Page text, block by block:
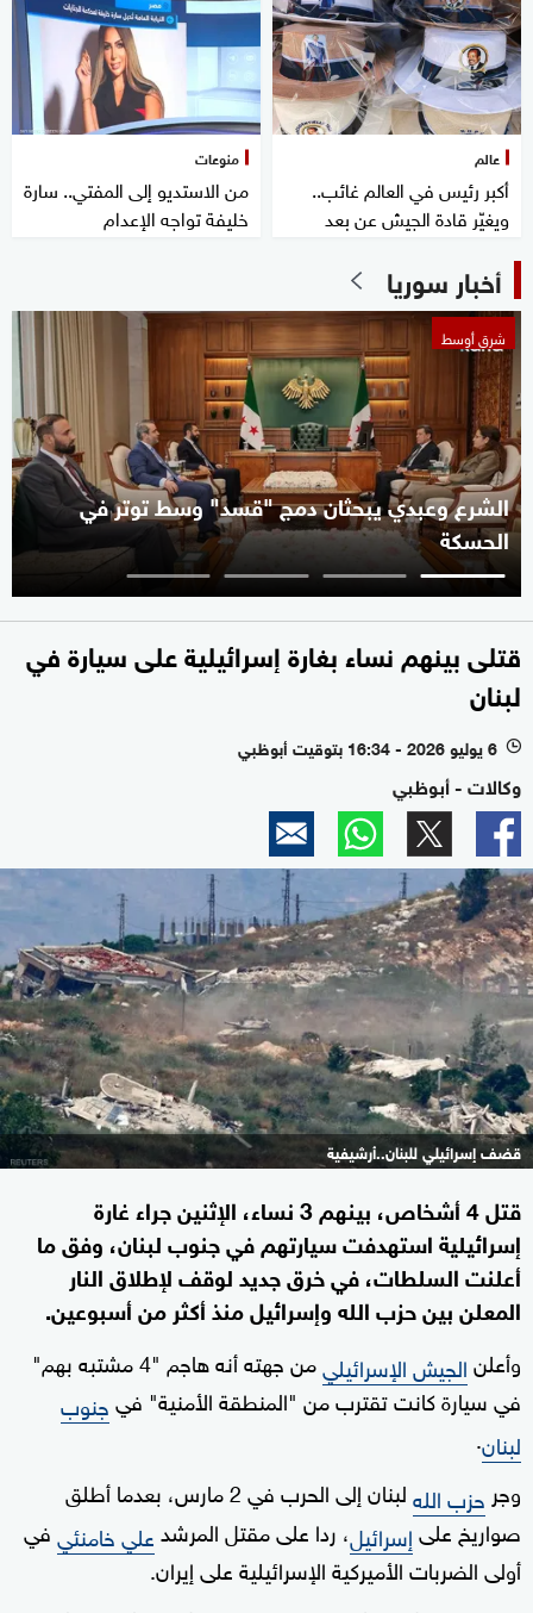
عالم
أكبر رئيس في العالم غائب..
ويغيّر قادة الجيش عن بعد
منوعات
من الاستديو إلى المفتي.. سارة
خليفة تواجه الإعدام
أخبار سوريا
شرق أوسط
الشرع وعبدي يبحثان دمج "قسد" وسط توتر في
الحسكة
قتلى بينهم نساء بغارة إسرائيلية على سيارة في
لبنان
l 6 يوليو 2026 - 16:34 بتوقيت أبوظبي
وكالات - أبوظبي
قضف إسرائيلي للبنان..أرشيفية
قتل 4 أشخاص، بينهم 3 نساء، الإثنين جراء غارة
إسرائيلية استهدفت سيارتهم في جنوب لبنان، وفق ما
أعلنت السلطات، في خرق جديد لوقف لإطلاق النار
المعلن بين حزب الله وإسرائيل منذ أكثر من أسبوعين.
وأعلنالجيش الإسرائيلي
من جهته أنه هاجم "4 مشتبه بهم"
في سيارة كانت تقترب من "المنطقة الأمنية" فيجنوب
لبنان.
وجر حزب الله
لبنان إلى الحرب في 2 مارس، بعدما أطلق
صواريخ علىإسرائيل، ردا على مقتل المرشدعلي خامنئيفي
أولى الضربات الأميركية الإسرائيلية على إيران.